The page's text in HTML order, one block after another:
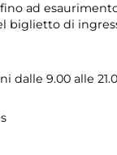
ad
biglietto di
dalle 9.00 alle